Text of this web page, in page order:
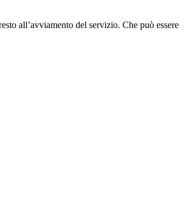
all’avviamento del servizio. Che può essere